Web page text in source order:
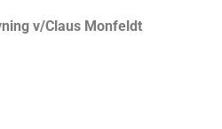
v/Claus Monfeldt